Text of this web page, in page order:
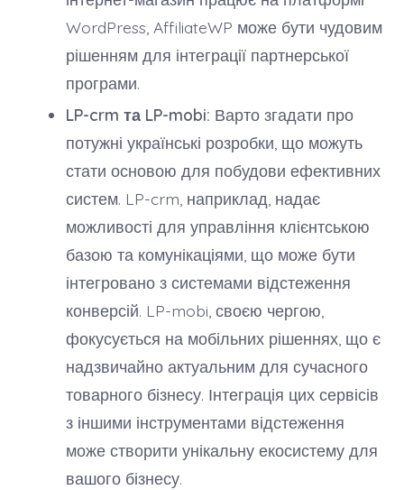
WordPress, AffiliateWP може бути чудовим
рішенням для інтеграції партнерської
програми.
LP-crm та LP-mobi: Варто згадати про
потужні українські розробки, що можуть
стати основою для побудови ефективних
систем. LP-crm, наприклад, надає
можливості для управління клієнтською
базою та комунікаціями, що може бути
інтегровано з системами відстеження
конверсій. LP-mobi, своєю чергою,
фокусується на мобільних рішеннях, що є
надзвичайно актуальним для сучасного
товарного бізнесу. Інтеграція цих сервісів
з іншими інструментами відстеження
може створити унікальну екосистему для
вашого бізнесу.